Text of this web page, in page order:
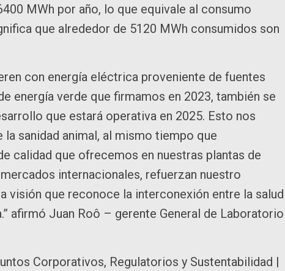
MWh por año, lo que equivale al consumo
que alrededor de 5120 MWh consumidos son
con energía eléctrica proveniente de fuentes
energía verde que firmamos en 2023, también se
que estará operativa en 2025. Esto nos
sanidad animal, al mismo tiempo que
calidad que ofrecemos en nuestras plantas de
internacionales, refuerzan nuestro
visión que reconoce la interconexión entre la salud
afirmó Juan Roô – gerente General de Laboratorio
Corporativos, Regulatorios y Sustentabilidad |